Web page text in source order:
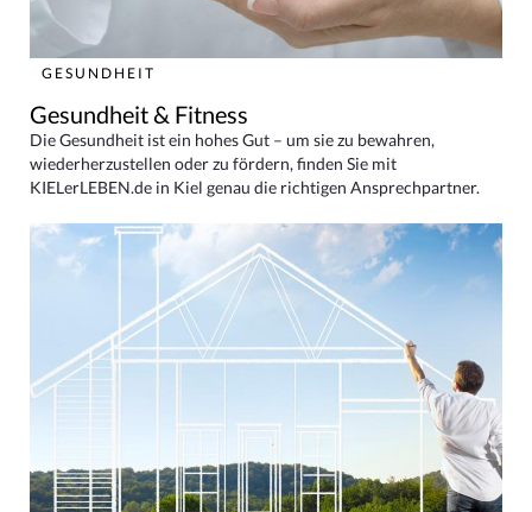
GESUNDHEIT
Gesundheit & Fitness
Die Gesundheit ist ein hohes Gut – um sie zu bewahren,
wiederherzustellen oder zu fördern, finden Sie mit
KIELerLEBEN.de in Kiel genau die richtigen Ansprechpartner.